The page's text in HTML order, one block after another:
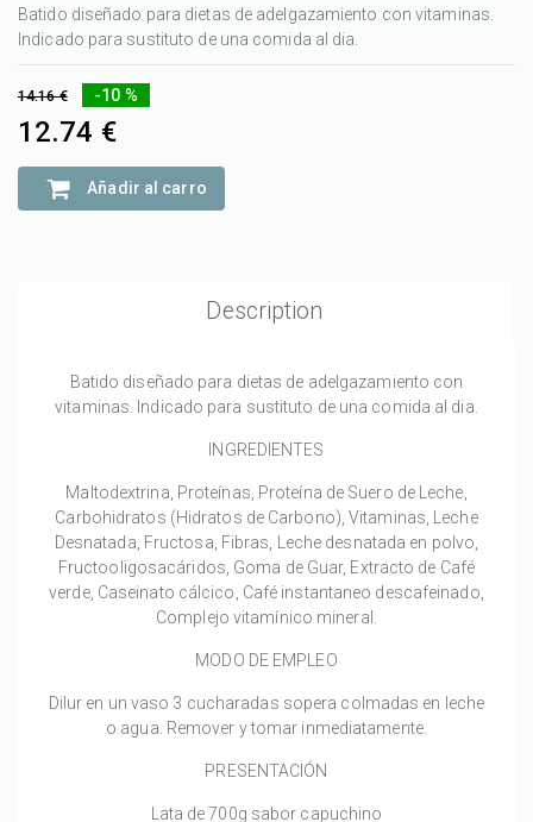
Batido diseñado para dietas de adelgazamiento con vitaminas.
Indicado para sustituto de una comida al dia.
14.16 € -10 %
12.74 €
Añadir al carro
Description
Batido diseñado para dietas de adelgazamiento con
vitaminas. Indicado para sustituto de una comida al dia.
INGREDIENTES
Maltodextrina, Proteínas, Proteína de Suero de Leche,
Carbohidratos (Hidratos de Carbono), Vitaminas, Leche
Desnatada, Fructosa, Fibras, Leche desnatada en polvo,
Fructooligosacáridos, Goma de Guar, Extracto de Café
verde, Caseinato cálcico, Café instantaneo descafeinado,
Complejo vitamínico mineral.
MODO DE EMPLEO
Dilur en un vaso 3 cucharadas sopera colmadas en leche
o agua. Remover y tomar inmediatamente.
PRESENTACIÓN
Lata de 700g sabor capuchino